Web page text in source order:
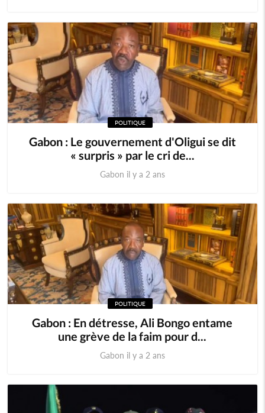
POLITIQUE
Gabon : Le gouvernement d'Oligui se dit
« surpris » par le cri de...
Gabon il y a 2 ans
POLITIQUE
Gabon : En détresse, Ali Bongo entame
une grève de la faim pour d...
Gabon il y a 2 ans